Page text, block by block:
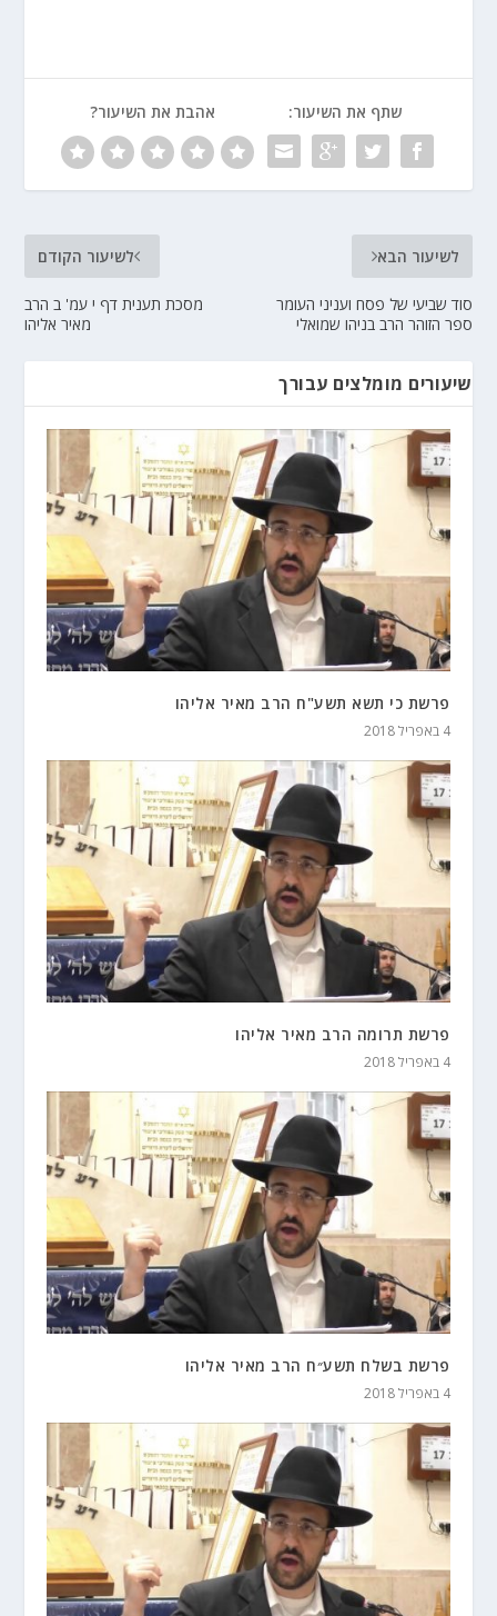
שתף את השיעור: אהבת את השיעור?
לשיעור הקודם
מסכת תענית דף י עמ' ב הרב
מאיר אליהו
לשיעור הבא
סוד שביעי של פסח ועניני העומר
ספר הזוהר הרב בניהו שמואלי
שיעורים מומלצים עבורך
פרשת כי תשא תשע"ח הרב מאיר אליהו
4 באפריל 2018
פרשת תרומה הרב מאיר אליהו
4 באפריל 2018
פרשת בשלח תשע״ח הרב מאיר אליהו
4 באפריל 2018